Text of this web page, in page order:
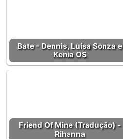
Bate - Dennis, Luísa Sonza e
Kenia OS
Friend Of Mine (Tradução) -
Rihanna